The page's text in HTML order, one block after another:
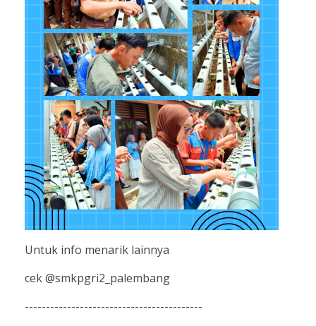
Untuk info menarik lainnya
cek @smkpgri2_palembang
------------------------------------------